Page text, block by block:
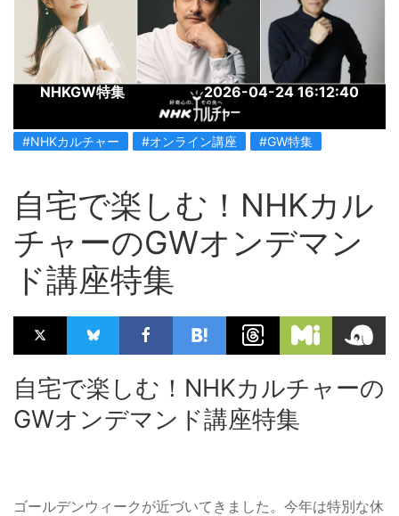
NHKGW特集 2026-04-24 16:12:40
#NHKカルチャー #オンライン講座 #GW特集
自宅で楽しむ！NHKカル
チャーのGWオンデマン
ド講座特集
自宅で楽しむ！NHKカルチャーの
GWオンデマンド講座特集
ゴールデンウィークが近づいてきました。今年は特別な休